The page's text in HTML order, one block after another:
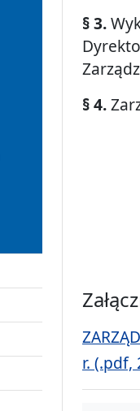
§ 3.
§ 4.
r. (.pdf,